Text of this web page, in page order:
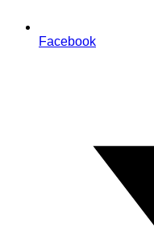
Facebook